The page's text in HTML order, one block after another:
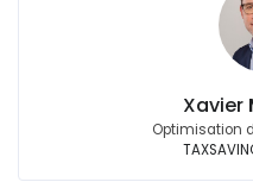
Xavier
Optimisation